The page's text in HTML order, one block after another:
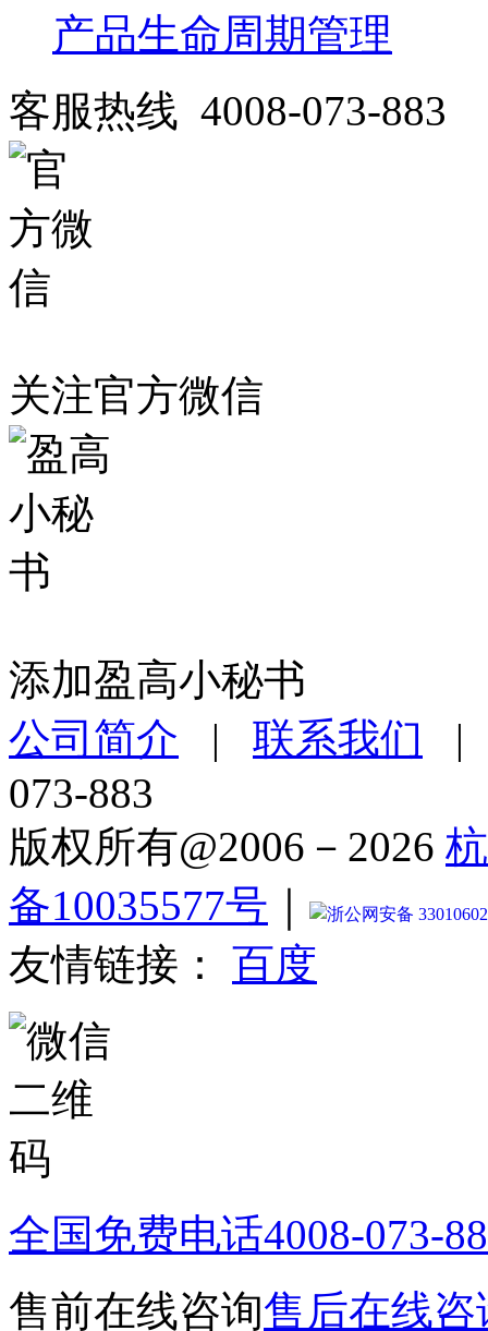
产品生命周期管理
客服热线 4008-073-883
关注官方微信
添加盈高小秘书
公司简介 | 联系我们
073-883
版权所有@2006－2026
备10035577号
浙公网安备
友情链接： 百度
全国免费电话4008-073-
售前在线咨询售后在线咨